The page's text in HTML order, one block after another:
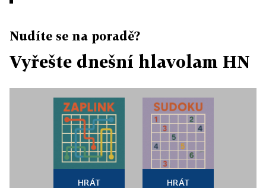
Nudíte se na poradě?
Vyřešte dnešní hlavolam HN
HRÁT HRÁT